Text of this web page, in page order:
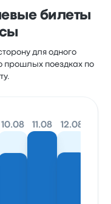
билеты
для одного
прошлых поездках по
10.08 11.08 12.08